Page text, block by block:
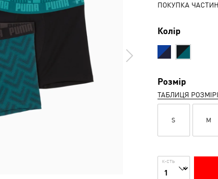
ПОКУПКА
Колір
Розмір
ТАБЛИЦЯ
S M
К-СТЬ